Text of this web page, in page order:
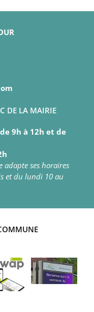
DE LA MAIRIE
9h à 12h et de
adapte ses horaires
et du lundi 10 au